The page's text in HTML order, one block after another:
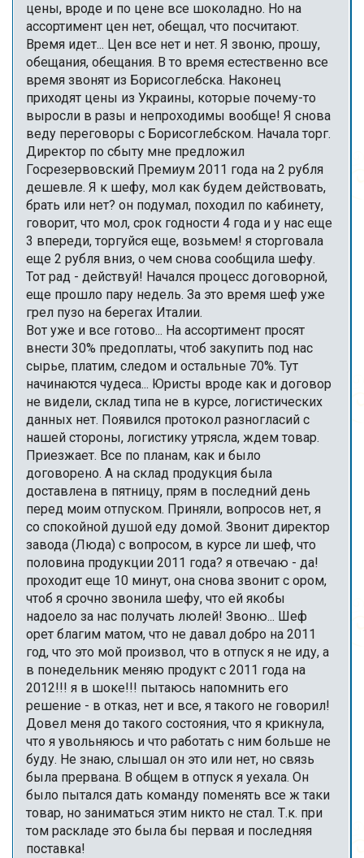
цены, вроде и по цене все шоколадно. Но на
ассортимент цен нет, обещал, что посчитают.
Время идет... Цен все нет и нет. Я звоню, прошу,
обещания, обещания. В то время естественно все
время звонят из Борисоглебска. Наконец
приходят цены из Украины, которые почему-то
выросли в разы и непроходимы вообще! Я снова
веду переговоры с Борисоглебском. Начала торг.
Директор по сбыту мне предложил
Госрезервовский Премиум 2011 года на 2 рубля
дешевле. Я к шефу, мол как будем действовать,
брать или нет? он подумал, походил по кабинету,
говорит, что мол, срок годности 4 года и у нас еще
3 впереди, торгуйся еще, возьмем! я сторговала
еще 2 рубля вниз, о чем снова сообщила шефу.
Тот рад - действуй! Начался процесс договорной,
еще прошло пару недель. За это время шеф уже
грел пузо на берегах Италии.
Вот уже и все готово... На ассортимент просят
внести 30% предоплаты, чтоб закупить под нас
сырье, платим, следом и остальные 70%. Тут
начинаются чудеса... Юристы вроде как и договор
не видели, склад типа не в курсе, логистических
данных нет. Появился протокол разногласий с
нашей стороны, логистику утрясла, ждем товар.
Приезжает. Все по планам, как и было
договорено. А на склад продукция была
доставлена в пятницу, прям в последний день
перед моим отпуском. Приняли, вопросов нет, я
со спокойной душой еду домой. Звонит директор
завода (Люда) с вопросом, в курсе ли шеф, что
половина продукции 2011 года? я отвечаю - да!
проходит еще 10 минут, она снова звонит с ором,
чтоб я срочно звонила шефу, что ей якобы
надоело за нас получать люлей! Звоню... Шеф
орет благим матом, что не давал добро на 2011
год, что это мой произвол, что в отпуск я не иду, а
в понедельник меняю продукт с 2011 года на
2012!!! я в шоке!!! пытаюсь напомнить его
решение - в отказ, нет и все, я такого не говорил!
Довел меня до такого состояния, что я крикнула,
что я увольняюсь и что работать с ним больше не
буду. Не знаю, слышал он это или нет, но связь
была прервана. В общем в отпуск я уехала. Он
было пытался дать команду поменять все ж таки
товар, но заниматься этим никто не стал. Т.к. при
том раскладе это была бы первая и последняя
поставка!